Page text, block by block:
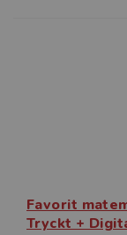
Favorit
Tryckt +